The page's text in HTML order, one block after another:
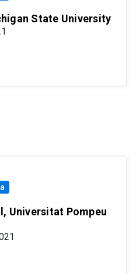
State University
Universitat Pompeu